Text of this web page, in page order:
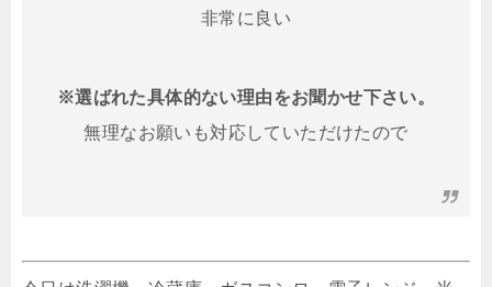
非常に良い
※選ばれた具体的ない理由をお聞かせ下さい。
無理なお願いも対応していただけたので